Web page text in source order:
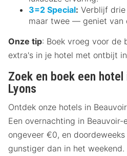
3=2 Special: Verblijf
maar twee — geniet van
Onze tip: Boek vroeg voor de
extra's in je hotel met ontbijt
Zoek en boek een
Lyons
Ontdek onze hotels in
Een overnachting in
ongeveer €0, en
gunstiger dan in het